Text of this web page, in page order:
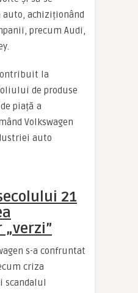
auto, achiziționând
precum Audi,
la
de produse
piață a
Volkswagen
auto
21
s-a confruntat
criza
scandalul